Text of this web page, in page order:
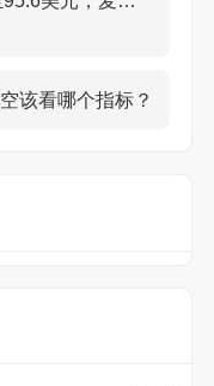
该看哪个指标？